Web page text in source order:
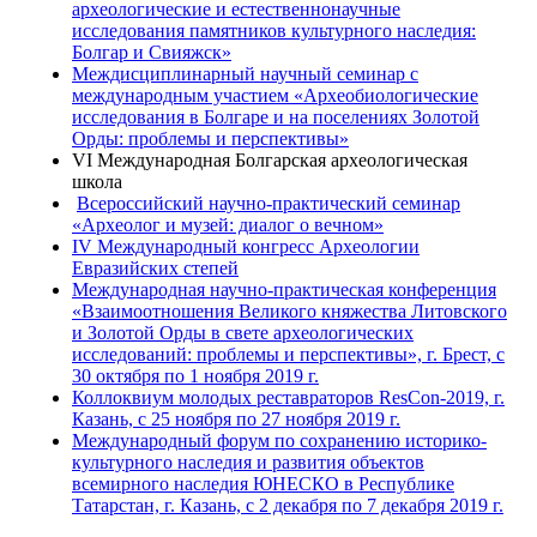
археологические и естественнонаучные
исследования памятников культурного наследия:
Болгар и Свияжск»
Междисциплинарный научный семинар с
международным участием «Археобиологические
исследования в Болгаре и на поселениях Золотой
Орды: проблемы и перспективы»
VI Международная Болгарская археологическая
школа
Всероссийский научно-практический семинар
«Археолог и музей: диалог о вечном»
IV Международный конгресс Археологии
Евразийских степей
Международная научно-практическая конференция
«Взаимоотношения Великого княжества Литовского
и Золотой Орды в свете археологических
исследований: проблемы и перспективы», г. Брест, с
30 октября по 1 ноября 2019 г.
Коллоквиум молодых реставраторов ResCon-2019, г.
Казань, с 25 ноября по 27 ноября 2019 г.
Международный форум по сохранению историко-
культурного наследия и развития объектов
всемирного наследия ЮНЕСКО в Республике
Татарстан, г. Казань, с 2 декабря по 7 декабря 2019 г.